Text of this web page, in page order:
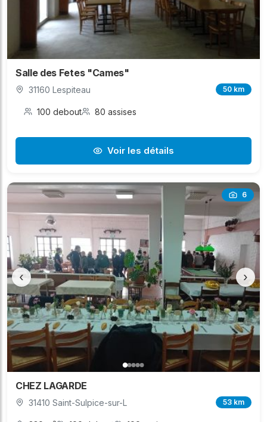
Salle des Fetes "Cames"
31160 Lespiteau 50 km
100 debout 80 assises
Voir les détails
6
‹ ›
CHEZ LAGARDE
31410 Saint-Sulpice-sur-L 53 km